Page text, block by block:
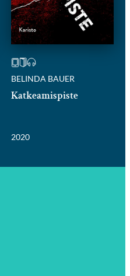
BELINDA BAUER
Katkeamispiste
2020